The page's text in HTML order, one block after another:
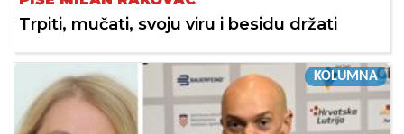
Trpiti, mučati, svoju viru i besidu držati
KOLUMNA